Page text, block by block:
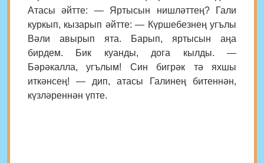
Атасы әйтте: — Яртысын нишләттең? Гали
куркып, кызарып әйтте: — Күршебезнең угълы
Вәли авырып ята. Барып, яртысын аңа
бирдем. Бик куанды, дога кылды. —
Бәрәкалла, угълым! Син бигрәк тә яхшы
иткәнсең! — дип, атасы Галинең битеннән,
күзләреннән үпте.